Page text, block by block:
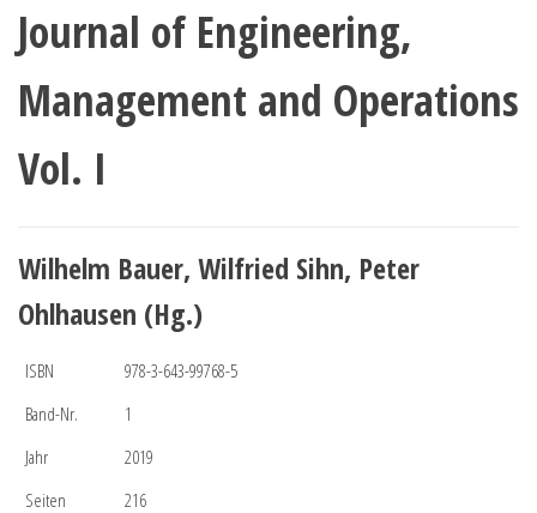
Journal of Engineering,
Management and Operations
Vol. I
Wilhelm Bauer, Wilfried Sihn, Peter
Ohlhausen (Hg.)
ISBN
978-3-643-99768-5
Band-Nr.
1
Jahr
2019
Seiten
216